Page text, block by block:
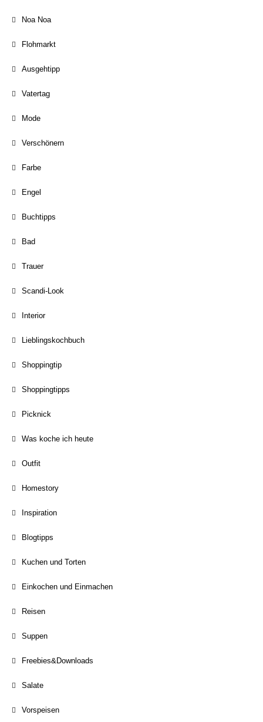
Noa Noa
Flohmarkt
Ausgehtipp
Vatertag
Mode
Verschönern
Farbe
Engel
Buchtipps
Bad
Trauer
Scandi-Look
Interior
Lieblingskochbuch
Shoppingtip
Shoppingtipps
Picknick
Was koche ich heute
Outfit
Homestory
Inspiration
Blogtipps
Kuchen und Torten
Einkochen und Einmachen
Reisen
Suppen
Freebies&Downloads
Salate
Vorspeisen